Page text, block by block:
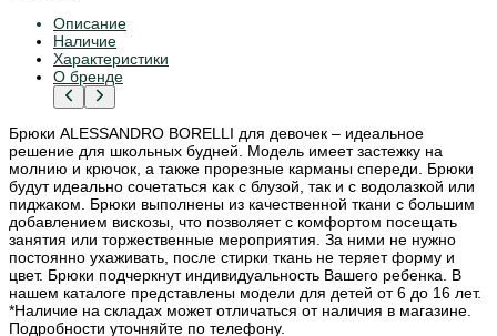
Описание
Наличие
Характеристики
О бренде
Брюки ALESSANDRO BORELLI для девочек – идеальное
решение для школьных будней. Модель имеет застежку на
молнию и крючок, а также прорезные карманы спереди. Брюки
будут идеально сочетаться как с блузой, так и с водолазкой или
пиджаком. Брюки выполнены из качественной ткани с большим
добавлением вискозы, что позволяет с комфортом посещать
занятия или торжественные мероприятия. За ними не нужно
постоянно ухаживать, после стирки ткань не теряет форму и
цвет. Брюки подчеркнут индивидуальность Вашего ребенка. В
нашем каталоге представлены модели для детей от 6 до 16 лет.
*Наличие на складах может отличаться от наличия в магазине.
Подробности уточняйте по телефону.